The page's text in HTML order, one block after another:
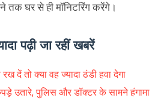
तक घर से ही मॉनिटरिंग करेंगे।
पढ़ी जा रहीं खबरें
दें तो क्या वह ज्यादा ठंडी हवा देगा
उतारे, पुलिस और डॉक्टर के सामने हंगामा